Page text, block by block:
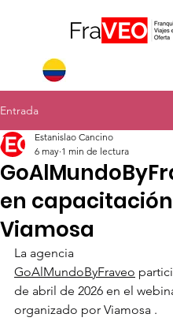
Entrada
en
Viamosa
Estanislao Cancino
6 may 1 min de lectura
La agencia
GoAlMundoByFraveo
de abril de 2026 en el
organizado por Viamosa .